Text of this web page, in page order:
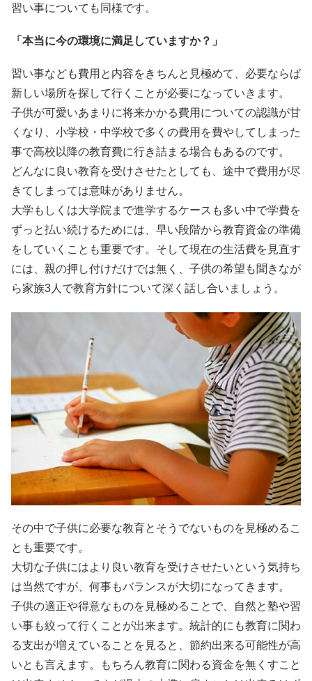
習い事についても同様です。
「本当に今の環境に満足していますか？」
習い事なども費用と内容をきちんと見極めて、必要ならば
新しい場所を探して行くことが必要になっていきます。
子供が可愛いあまりに将来かかる費用についての認識が甘
くなり、小学校・中学校で多くの費用を費やしてしまった
事で高校以降の教育費に行き詰まる場合もあるのです。
どんなに良い教育を受けさせたとしても、途中で費用が尽
きてしまっては意味がありません。
大学もしくは大学院まで進学するケースも多い中で学費を
ずっと払い続けるためには、早い段階から教育資金の準備
をしていくことも重要です。そして現在の生活費を見直す
には、親の押し付けだけでは無く、子供の希望も聞きなが
ら家族3人で教育方針について深く話し合いましょう。
その中で子供に必要な教育とそうでないものを見極めるこ
とも重要です。
大切な子供にはより良い教育を受けさせたいという気持ち
は当然ですが、何事もバランスが大切になってきます。
子供の適正や得意なものを見極めることで、自然と塾や習
い事も絞って行くことが出来ます。統計的にも教育に関わ
る支出が増えていることを見ると、節約出来る可能性が高
いとも言えます。もちろん教育に関わる資金を無くすこと